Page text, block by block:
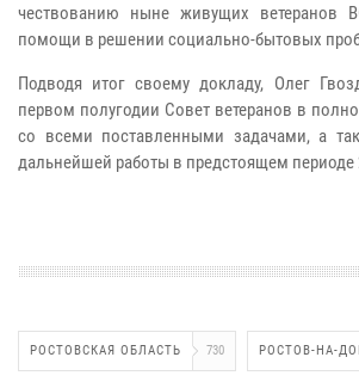
чествованию ныне живущих ветеранов
помощи в решении социально-бытовых
Подводя итог своему докладу, Олег
первом полугодии Совет ветеранов в
со всеми поставленными задачами, а
дальнейшей работы в предстоящем периоде
РОСТОВСКАЯ ОБЛАСТЬ 730 РОСТОВ-НА-